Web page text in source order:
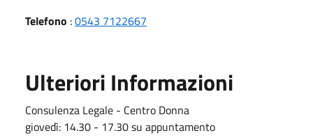
Telefono :0543 7122667
Ulteriori Informazioni
Consulenza Legale - Centro Donna
giovedì: 14.30 - 17.30 su appuntamento